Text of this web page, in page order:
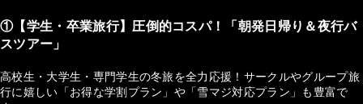
①【学生・卒業旅行】圧倒的コスパ！「朝発日帰り＆夜行バ
スツアー」
高校生・大学生・専門学生の冬旅を全力応援！サークルやグループ旅
行に嬉しい「お得な学割プラン」や「雪マジ対応プラン」も豊富で